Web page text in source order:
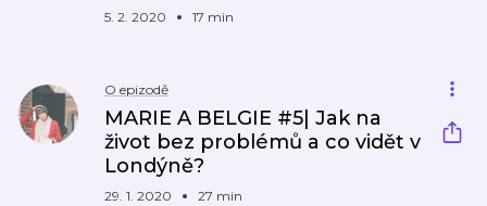
5. 2. 2020 17 min
O epizodě
MARIE A BELGIE #5| Jak na
život bez problémů a co vidět v
Londýně?
29. 1. 2020 27 min